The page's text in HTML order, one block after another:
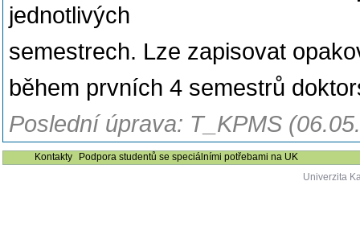
jednotlivých
semestrech. Lze zapisovat
během prvních 4 semestrů
Poslední úprava: T_KPMS
Kontakty
Podpora studentů se speciálními potřebami na UK
Univerzita